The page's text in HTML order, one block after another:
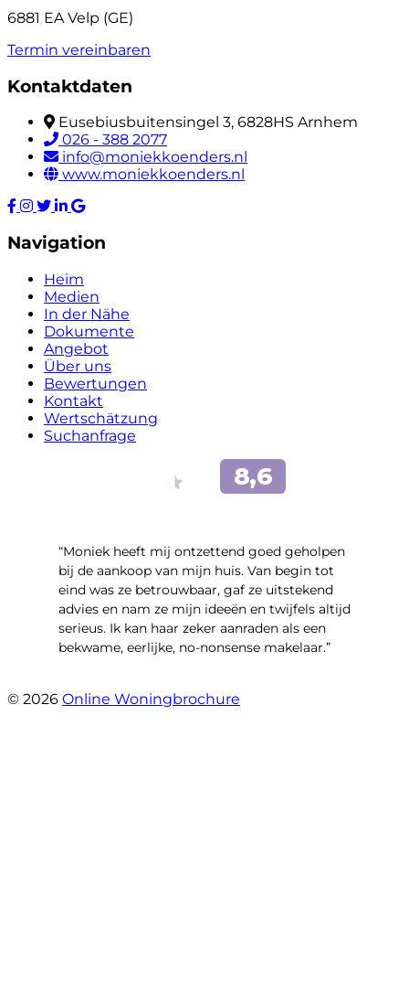
6881 EA Velp (GE)
Termin vereinbaren
Kontaktdaten
Eusebiusbuitensingel 3, 6828HS Arnhem
026 - 388 2077
info@moniekkoenders.nl
www.moniekkoenders.nl
Navigation
Heim
Medien
In der Nähe
Dokumente
Angebot
Über uns
Bewertungen
Kontakt
Wertschätzung
Suchanfrage
“Moniek heeft mij ontzettend goed geholpen
bij de aankoop van mijn huis. Van begin tot
eind was ze betrouwbaar, gaf ze uitstekend
advies en nam ze mijn ideeën en twijfels altijd
serieus. Ik kan haar zeker aanraden als een
bekwame, eerlijke, no-nonsense makelaar.”
© 2026 Online Woningbrochure